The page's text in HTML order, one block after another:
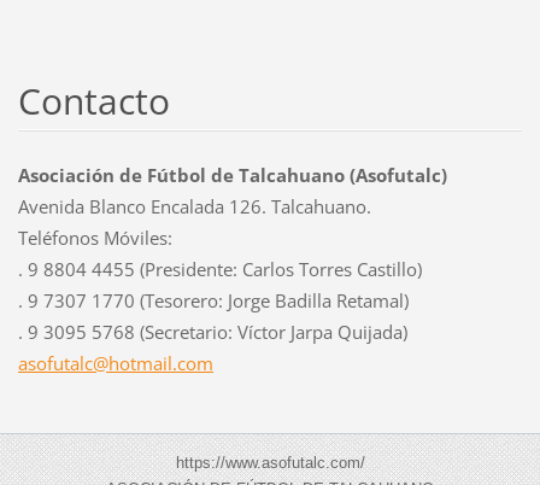
Contacto
Asociación de Fútbol de Talcahuano (Asofutalc)
Avenida Blanco Encalada 126. Talcahuano.
Teléfonos Móviles:
. 9 8804 4455 (Presidente: Carlos Torres Castillo)
. 9 7307 1770 (Tesorero: Jorge Badilla Retamal)
. 9 3095 5768 (Secretario: Víctor Jarpa Quijada)
asofutalc@hotmail.com
https://www.asofutalc.com/